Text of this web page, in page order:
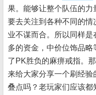
果。能够让整个队伍的力
要去关注到各种不同的
业不谋而合。所以同样
多的资金，中价位饰品
了PK胜负的麻痹戒指。
来给大家分享一个刷经验
叠点吗？老玩家们应该都